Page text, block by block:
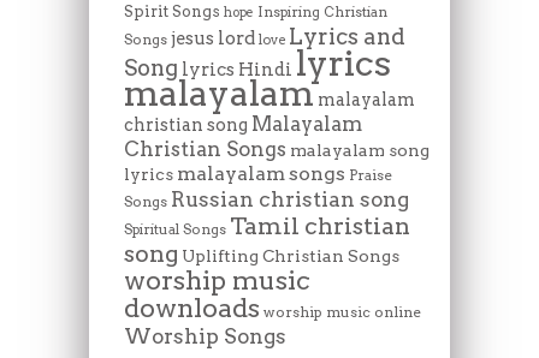
Spirit Songs hope Inspiring Christian
Songs jesus lord love Lyrics and
Song lyrics Hindi lyrics
malayalam malayalam
christian song Malayalam
Christian Songs malayalam song
lyrics malayalam songs Praise
Songs Russian christian song
Spiritual Songs Tamil christian
song Uplifting Christian Songs
worship music
downloads worship music online
Worship Songs